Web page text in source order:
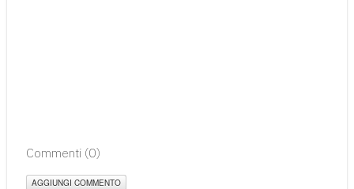
Commenti (0)
AGGIUNGI COMMENTO